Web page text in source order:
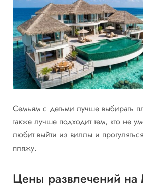
Семьям с детьми лучше выбирать
также лучше подходит тем, кто не
любит выйти из виллы и
пляжу.
Цены развлечений на